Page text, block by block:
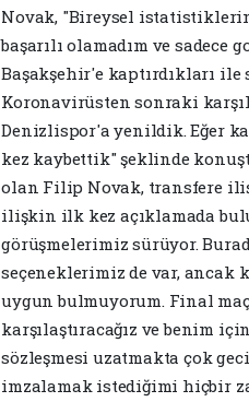
Novak, "Bireysel
başarılı olamadım ve
Başakşehir'e kaptırdıkları ile
Koronavirüsten sonraki
Denizlispor'a yenildik. Eğer
kez kaybettik" şeklinde
olan Filip Novak, transfere
ilişkin ilk kez açıklamada
görüşmelerimiz sürüyor.
seçeneklerimiz de var, ancak
uygun bulmuyorum. Final
karşılaştıracağız ve benim
sözleşmesi uzatmakta çok
imzalamak istediğimi hiçbir